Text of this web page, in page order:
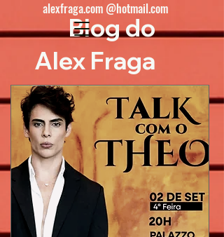
Blog do
Alex Fraga
alexfraga.com @hotmail.com